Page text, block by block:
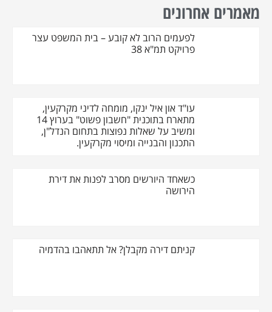
מאמרים אחרונים
לפעמים הרוב לא קובע – בית המשפט עצר
פרויקט תמ"א 38
עו"ד און איל ינקו, מומחה לדיני מקרקעין,
מתארח בתוכנית "חשבון פשוט" בערוץ 14
ומשיב על שאלות נפוצות בתחום הנדל"ן,
התכנון והבנייה ומיסוי מקרקעין.
כשאחד היורשים מסרב לפנות את דירת
הירושה
קניתם דירה מקבלן? אל תתאהבו בהדמיה